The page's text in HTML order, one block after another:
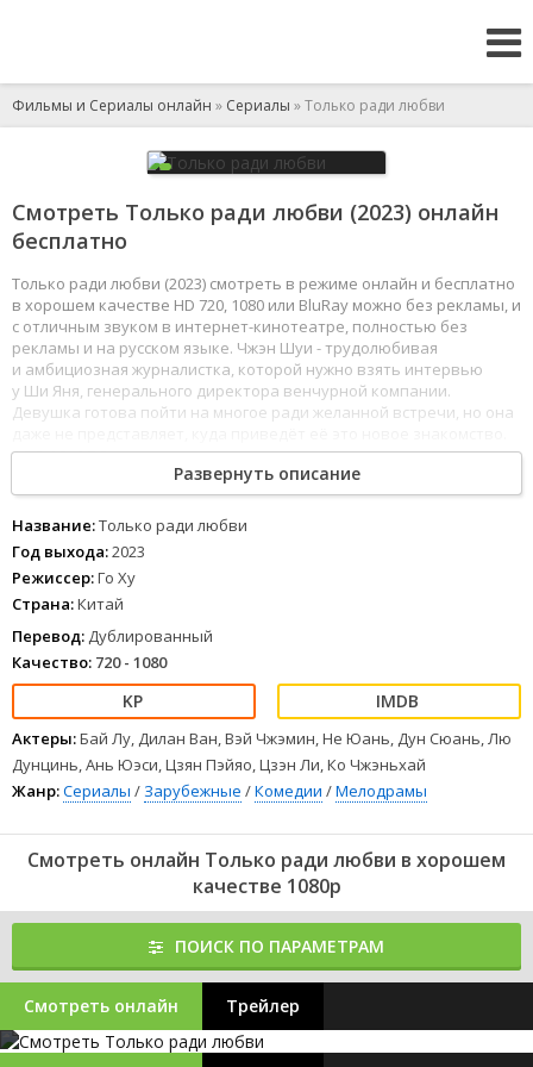
Фильмы и Сериалы онлайн » Сериалы » Только ради любви
Смотреть Только ради любви (2023) онлайн
бесплатно
Только ради любви (2023) смотреть в режиме онлайн и бесплатно
в хорошем качестве HD 720, 1080 или BluRay можно без рекламы, и
с отличным звуком в интернет-кинотеатре, полностью без
рекламы и на русском языке. Чжэн Шуи - трудолюбивая
и амбициозная журналистка, которой нужно взять интервью
у Ши Яня, генерального директора венчурной компании.
Девушка готова пойти на многое ради желанной встречи, но она
12345 678
Развернуть описание
Название:Только ради любви
Год выхода:2023
Режиссер:Го Ху
Страна:Китай
Перевод: Дублированный
Качество: 720 - 1080
Актеры:Бай Лу, Дилан Ван, Вэй Чжэмин, Не Юань, Дун Сюань, Лю
Дунцинь, Ань Юэси, Цзян Пэйяо, Цзэн Ли, Ко Чжэньхай
Жанр:Сериалы / Зарубежные /Комедии /Мелодрамы
Смотреть онлайн Только ради любви в хорошем
качестве 1080p
ПОИСК ПО ПАРАМЕТРАМ
Смотреть онлайн Трейлер